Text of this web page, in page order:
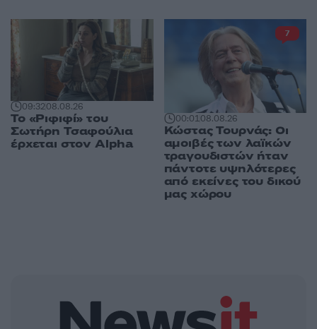
09:3208.08.26
Το «Ριφιφί» του
Σωτήρη Τσαφούλια
έρχεται στον Alpha
00:0108.08.26
Κώστας Τουρνάς: Οι
αμοιβές των λαϊκών
τραγουδιστών ήταν
πάντοτε υψηλότερες
από εκείνες του δικού
μας χώρου
7